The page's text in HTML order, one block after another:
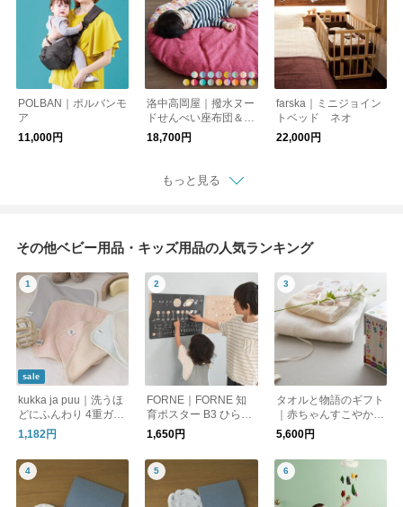
POLBAN｜ポルバンモ
ア
11,000円
洛中高岡屋｜撥水ヌー
ドせんべい座布団＆カ
バーセット
18,700円
farska｜ミニジョイン
トベッド ネオ
22,000円
もっと見る
その他ベビー用品・キッズ用品の人気ランキング
sale
kukka ja puu｜洗うほ
どにふんわり 4重ガー
ゼ ハンカチ3枚セット
1,182円
FORNE｜FORNE 知
育ポスター B3 ひらが
な カタカナ 数字 日本
地図 世界地図 漢字 音
楽 単位／FORNE×kuk
ka ja puu 限定柄 惑星
／フォルネ
1,650円
タオルと物語のギフト
｜赤ちゃんすこやかお
祝いセット（ラッピン
グ・ポストカード付）
【送料無料】
5,600円